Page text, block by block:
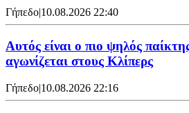
Γήπεδο|10.08.2026 22:40
Αυτός είναι ο πιο ψηλός
αγωνίζεται στους Κλίπερς
Γήπεδο|10.08.2026 22:16